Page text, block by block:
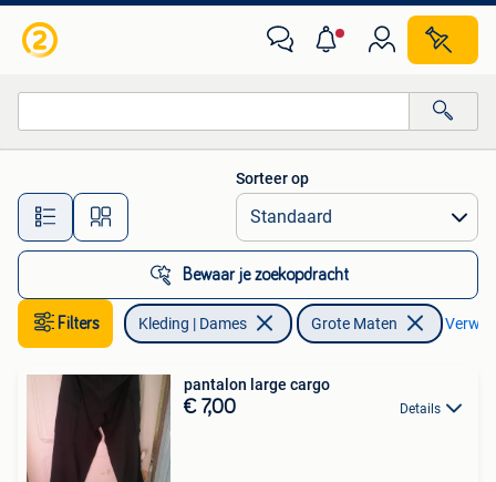
Alle afstanden…
Sorteer op
Bewaar je zoekopdracht
Filters Kleding | Dames Grote Maten
pantalon large cargo
€ 7,00 Details